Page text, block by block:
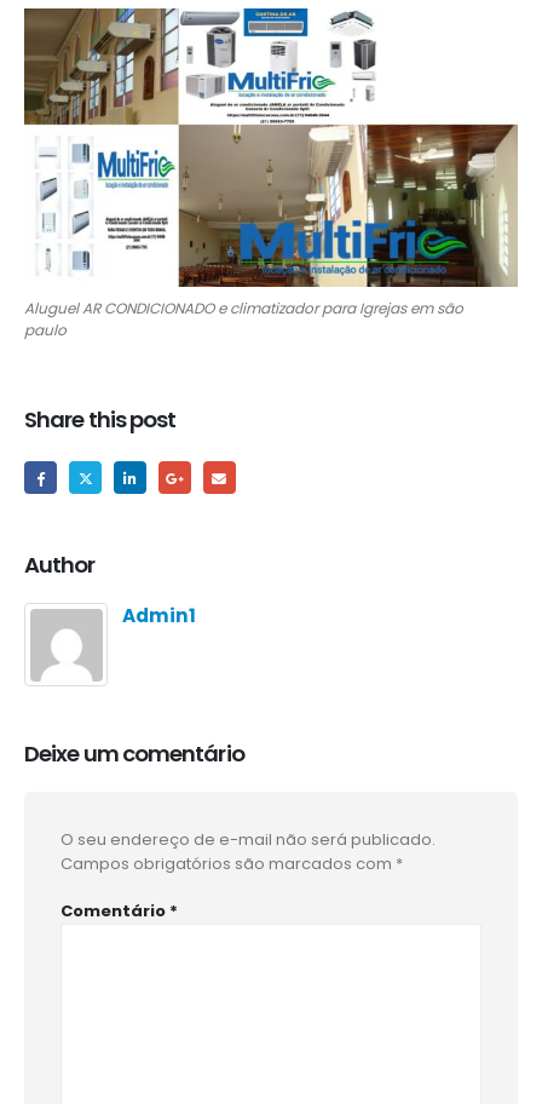
Aluguel AR CONDICIONADO e climatizador para Igrejas em são
paulo
Share this post
Author
Admin1
Deixe um comentário
O seu endereço de e-mail não será publicado.
Campos obrigatórios são marcados com *
Comentário *